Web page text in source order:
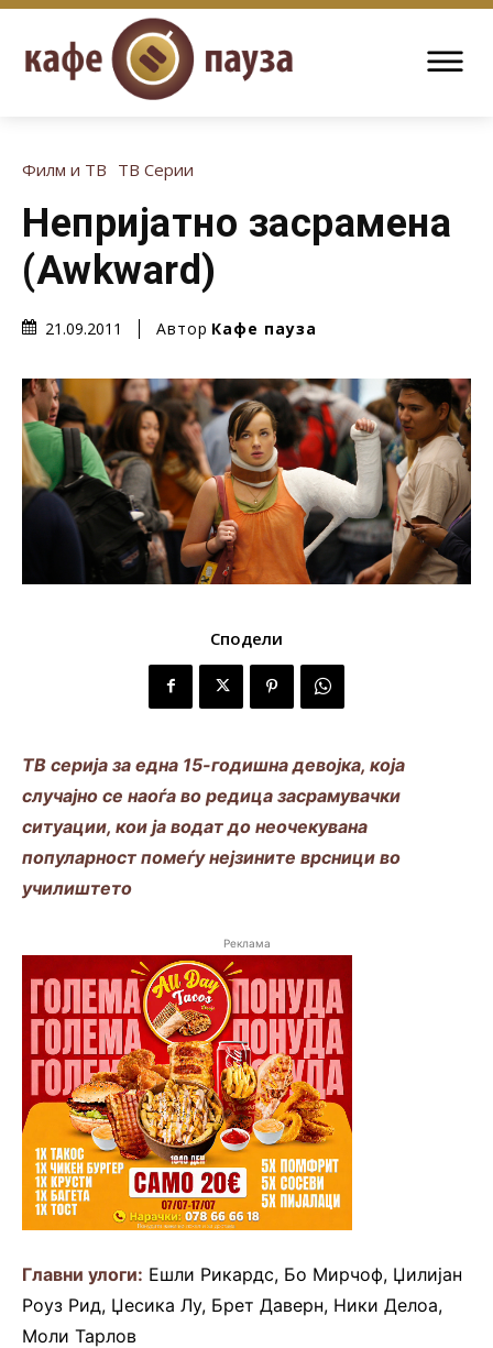
Филм и ТВ ТВ Серии
Непријатно засрамена
(Awkward)
21.09.2011 Автор Кафе пауза
Сподели
TВ серија за една 15-годишна девојка, која
случајно се наоѓа во редица засрамувачки
ситуации, кои ја водат до неочекувана
популарност помеѓу нејзините врсници во
училиштето
Реклама
Главни улоги: Ешли Рикардс, Бо Мирчоф, Џилијан
Роуз Рид, Џесика Лу, Брет Даверн, Ники Делоа,
Моли Тарлов